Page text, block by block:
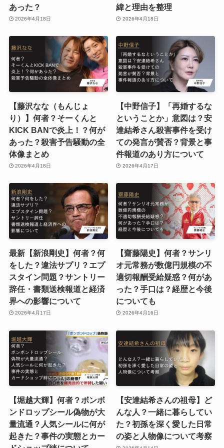
あった？
2026年4月18日
緯と理由を整理
2026年4月18日
【藤沢なな（もんじょ
り）】何者？そーくんと
KICK BANで炎上！？何が
あった？殺害予告騒動の全
体像まとめ
2026年4月18日
【中野信子】「再婚するな
ということか」意図は？安
達結希さん殺害事件を受け
ての発言が賛否？背景と事
件報道のあり方について
2026年4月17日
最新【新浪剛史】何者？何
をした？違法サプリ？エプ
スタイン問題？サントリー
辞任・書類送検報道と経済
界への影響について
2026年4月17日
【齋藤陽史】何者？サンリ
オ元常務が数億円規模の不
適切報酬受給疑惑？何があ
った？手口は？経歴と今後
についても
2026年4月16日
【堀越大輝】何者？ボンボ
ンドロップシール偽物が大
量流通？人気シールに何が
起きた？事件の実態とカー
【安達結希さんの祖母】ど
んな人？一緒に暮らしてい
た？初孫を深く愛した日常
の姿と人物像について考察